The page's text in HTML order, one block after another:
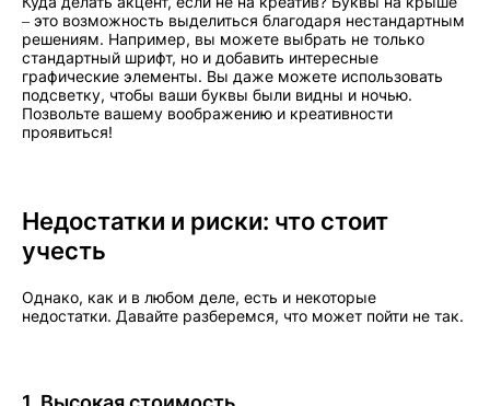
– это возможность выделиться благодаря нестандартным
решениям. Например, вы можете выбрать не только
стандартный шрифт, но и добавить интересные
графические элементы. Вы даже можете использовать
подсветку, чтобы ваши буквы были видны и ночью.
Позвольте вашему воображению и креативности
проявиться!
Недостатки и риски: что стоит
учесть
Однако, как и в любом деле, есть и некоторые
недостатки. Давайте разберемся, что может пойти не так.